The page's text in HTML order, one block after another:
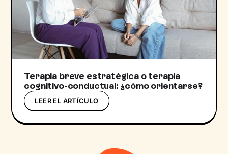
Terapia breve estratégica o terapia
cognitivo-conductual: ¿cómo orientarse?
LEER EL ARTÍCULO